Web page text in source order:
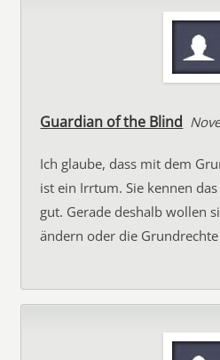
Guardian of the Blind
Ich glaube, dass mit dem
ist ein Irrtum. Sie kennen
gut. Gerade deshalb wollen
ändern oder die